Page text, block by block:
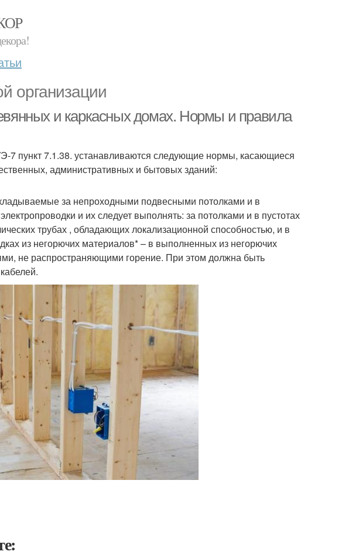
организации
и каркасных домах. Нормы и правила
7 пункт 7.1.38. устанавливаются следующие нормы, касающиеся
административных и бытовых зданий:
за непроходными подвесными потолками и в
и их следует выполнять: за потолками и в пустотах
трубах , обладающих локализационной способностью, и в
из негорючих материалов* – в выполненных из негорючих
не распространяющими горение. При этом должна быть